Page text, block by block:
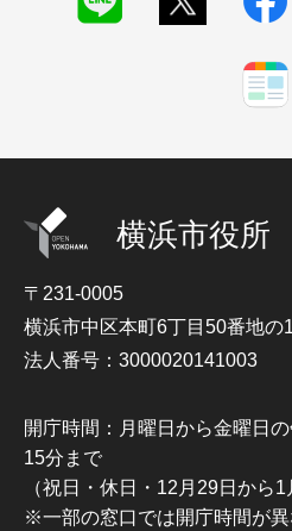
横浜市役所
〒231-0005
横浜市中区本町6丁目50番地の
法人番号：3000020141003
開庁時間：月曜日から金曜日
15分まで
（祝日・休日・12月29日から1
※一部の窓口では開庁時間が